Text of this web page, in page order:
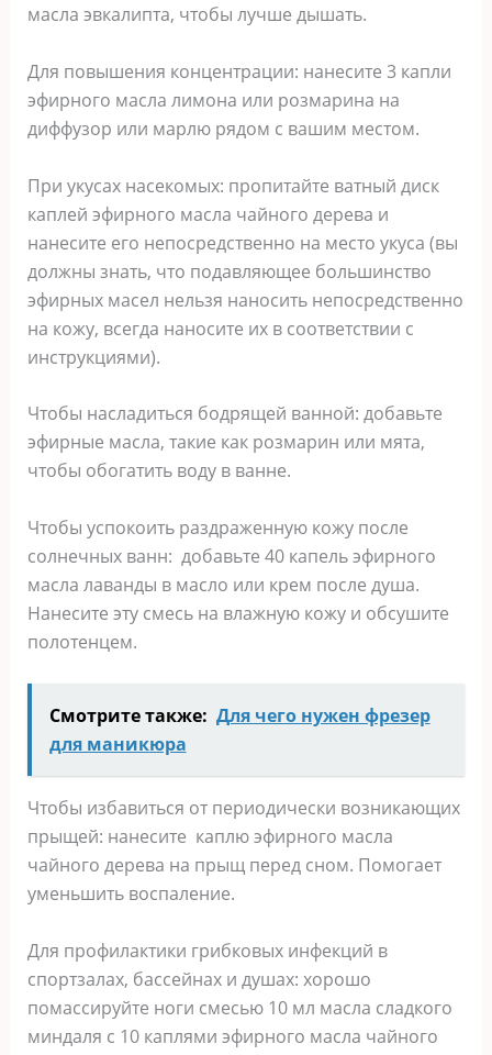
масла эвкалипта, чтобы лучше дышать.
Для повышения концентрации: нанесите 3 капли
эфирного масла лимона или розмарина на
диффузор или марлю рядом с вашим местом.
При укусах насекомых: пропитайте ватный диск
каплей эфирного масла чайного дерева и
нанесите его непосредственно на место укуса (вы
должны знать, что подавляющее большинство
эфирных масел нельзя наносить непосредственно
на кожу, всегда наносите их в соответствии с
инструкциями).
Чтобы насладиться бодрящей ванной: добавьте
эфирные масла, такие как розмарин или мята,
чтобы обогатить воду в ванне.
Чтобы успокоить раздраженную кожу после
солнечных ванн: добавьте 40 капель эфирного
масла лаванды в масло или крем после душа.
Нанесите эту смесь на влажную кожу и обсушите
полотенцем.
Смотрите также: Для чего нужен фрезер
для маникюра
Чтобы избавиться от периодически возникающих
прыщей: нанесите каплю эфирного масла
чайного дерева на прыщ перед сном. Помогает
уменьшить воспаление.
Для профилактики грибковых инфекций в
спортзалах, бассейнах и душах: хорошо
помассируйте ноги смесью 10 мл масла сладкого
миндаля с 10 каплями эфирного масла чайного